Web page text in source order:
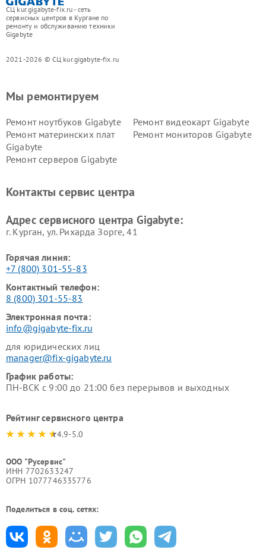
СЦ kur.gigabyte-fix.ru - сеть
сервисных центров в Кургане по
ремонту и обслуживанию техники
Gigabyte
2021-2026 © СЦ kur.gigabyte-fix.ru
Мы ремонтируем
Ремонт ноутбуков Gigabyte
Ремонт видеокарт Gigabyte
Ремонт материнских плат
Gigabyte
Ремонт мониторов Gigabyte
Ремонт серверов Gigabyte
Контакты сервис центра
Адрес сервисного центра Gigabyte:
г. Курган, ул. Рихарда Зорге, 41
Горячая линия:
+7 (800) 301-55-83
Контактный телефон:
8 (800) 301-55-83
Электронная почта:
info@gigabyte-fix.ru
для юридических лиц
manager@fix-gigabyte.ru
График работы:
ПН-ВСК с 9:00 до 21:00 без перерывов и выходных
Рейтинг сервисного центра
4.9-5.0
ООО "Русервис"
ИНН 7702633247
ОГРН 1077746335776
Поделиться в соц. сетях: